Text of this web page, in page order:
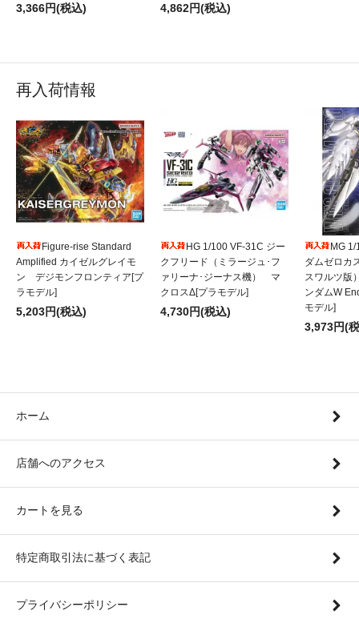
3,366円(税込) 4,862円(税込)
再入荷情報
Figure-rise Standard
Amplified カイゼルグレイモ
ン デジモンフロンティア[プ
ラモデル]
5,203円(税込)
HG 1/100 VF-31C ジー
クフリード（ミラージュ･フ
ァリーナ･ジーナス機） マ
クロスΔ[プラモデル]
4,730円(税込)
MG
ダムゼロカ
スワルツ版
ンダムW
モデル]
3,973円(
ホーム
店舗へのアクセス
カートを見る
特定商取引法に基づく表記
プライバシーポリシー